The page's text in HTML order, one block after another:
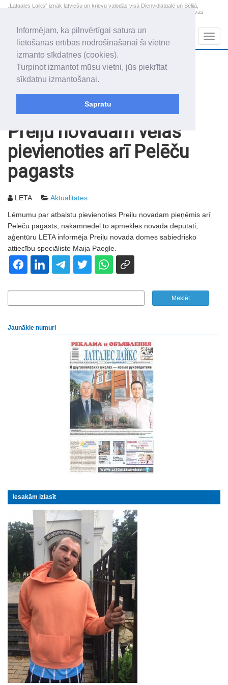
Informējam, ka pilnvērtīgai satura un
lietošanas ērtības nodrošināšanai šī vietne
izmanto sīkdatnes (cookies).
Turpinot izmantot mūsu vietni, jūs piekrītat
sīkdatņu izmantošanai.
Sapratu
„Latgales Laiks” iznāk latviešu un krievu valodās visā Dienvidlatgalē un Sēlijā,
„Latgales Laiks” latviešu valodā aptver Daugavpils valstspilsētu, Augšdaugavas
2026. gada 9. augusts
Svētdiena
Genovefa, Genoveva, Madara
+11.4
Preiļu novadam vēlas
pievienoties arī Pelēču
pagasts
LETA. Aktualitātes
Lēmumu par atbalstu pievienoties Preiļu novadam pieņēmis arī
Pelēču pagasts; nākamnedēļ to apmeklēs novada deputāti,
aģentūru LETA informēja Preiļu novada domes sabiedrisko
attiecību speciāliste Maija Paegle.
Jaunākie numuri
Iesakām izlasīt